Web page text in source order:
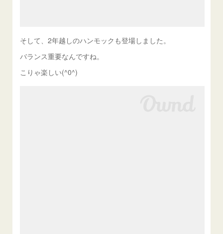
そして、2年越しのハンモックも登場しました。
バランス重要なんですね。
こりゃ楽しい(^0^)